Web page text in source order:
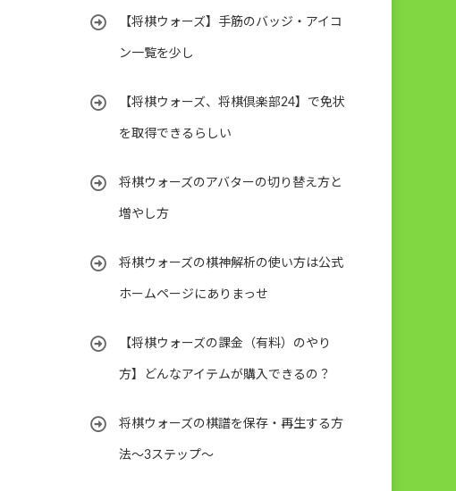
【将棋ウォーズ】手筋のバッジ・アイコ
ン一覧を少し
【将棋ウォーズ、将棋倶楽部24】で免状
を取得できるらしい
将棋ウォーズのアバターの切り替え方と
増やし方
将棋ウォーズの棋神解析の使い方は公式
ホームページにありまっせ
【将棋ウォーズの課金（有料）のやり
方】どんなアイテムが購入できるの？
将棋ウォーズの棋譜を保存・再生する方
法～3ステップ～